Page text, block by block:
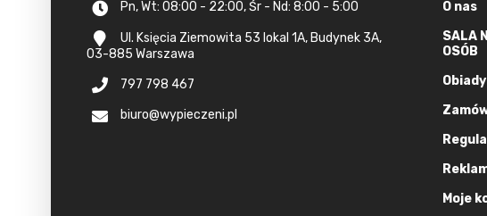
Pn, Wt: 08:00 - 22:00, Śr - Nd: 8:00 - 5:00
Ul. Księcia Ziemowita 53 lokal 1A, Budynek 3A,
03-885 Warszawa
797 798 467
biuro@wypieczeni.pl
O nas
SALA
OSÓB
Moje